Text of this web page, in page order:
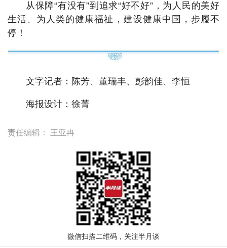
从保障“有没有”到追求“好不好”，为人民的美好
生活、为人类的健康福祉，建设健康中国，步履不
停！
文字记者：陈芳、董瑞丰、彭韵佳、李恒
海报设计：徐菁
责任编辑： 王亚冉
微信扫描二维码，关注半月谈